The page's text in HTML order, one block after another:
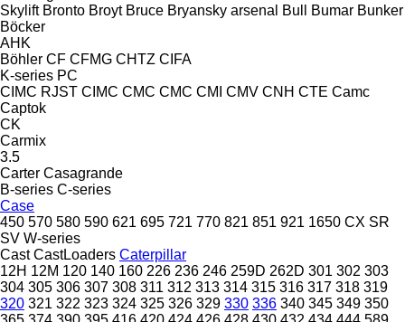
Skylift Bronto Broyt Bruce Bryansky arsenal Bull Bumar Bunker
Böcker
AHK
Böhler CF CFMG CHTZ CIFA
K-series PC
CIMC RJST CIMC CMC CMC CMI CMV CNH CTE Camc
Captok
CK
Carmix
3.5
Carter Casagrande
B-series C-series
Case
450 570 580 590 621 695 721 770 821 851 921 1650 CX SR
SV W-series
Cast CastLoaders Caterpillar
12H 12M 120 140 160 226 236 246 259D 262D 301 302 303
304 305 306 307 308 311 312 313 314 315 316 317 318 319
320 321 322 323 324 325 326 329 330 336 340 345 349 350